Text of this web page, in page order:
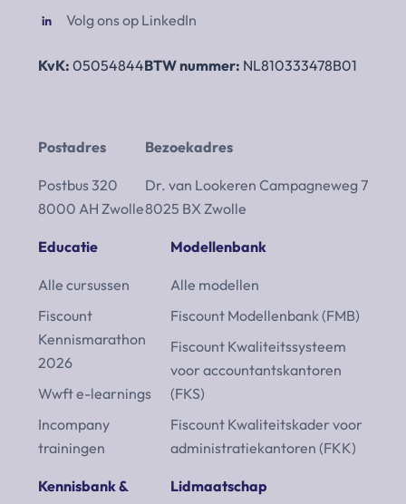
Volg ons op LinkedIn
KvK:05054844BTW nummer: NL810333478B01
Postadres
Postbus 320
8000 AH Zwolle
Bezoekadres
Dr. van Lookeren Campagneweg 7
8025 BX Zwolle
Educatie
Alle cursussen
Fiscount
Kennismarathon
2026
Wwft e-learnings
Incompany
trainingen
Modellenbank
Alle modellen
Fiscount Modellenbank (FMB)
Fiscount Kwaliteitssysteem
voor accountantskantoren
(FKS)
Fiscount Kwaliteitskader voor
administratiekantoren (FKK)
Kennisbank &
Lidmaatschap